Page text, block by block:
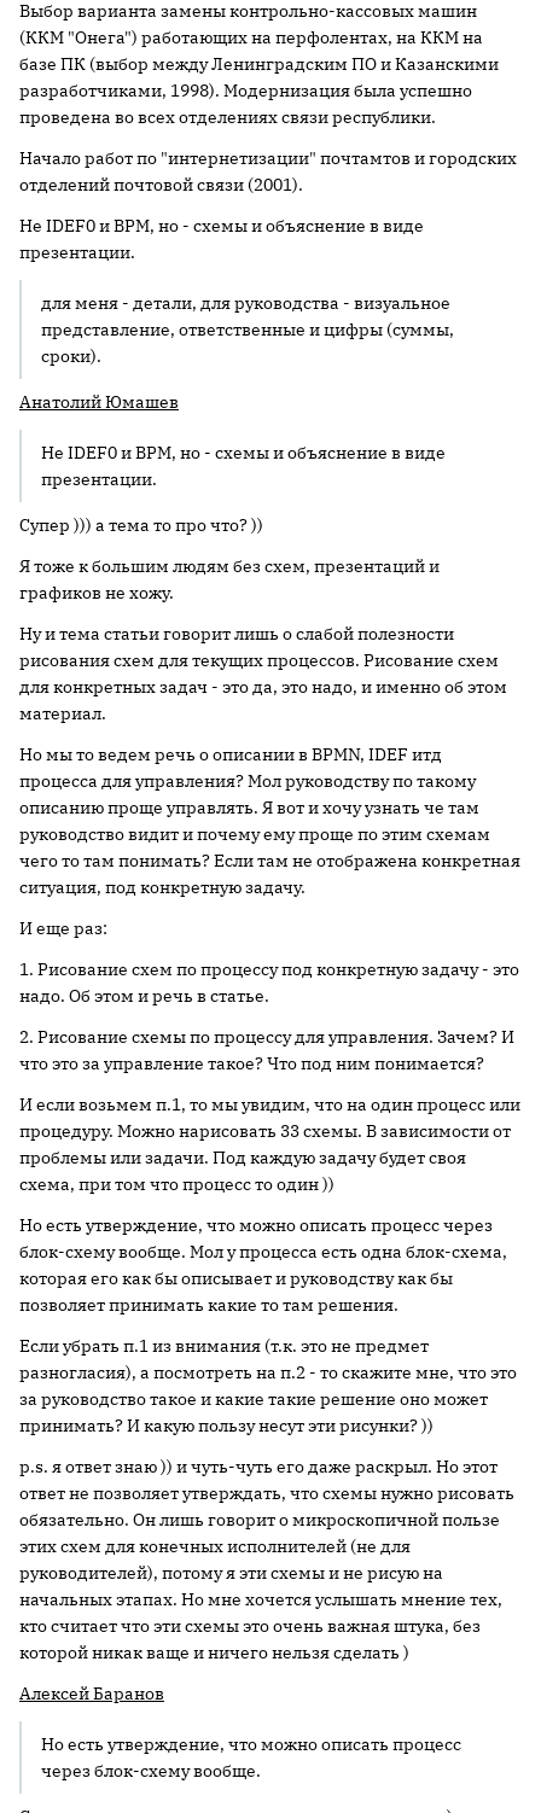
Выбор варианта замены контрольно-кассовых машин
(ККМ "Онега") работающих на перфолентах, на ККМ на
базе ПК (выбор между Ленинградским ПО и Казанскими
разработчиками, 1998). Модернизация была успешно
проведена во всех отделениях связи республики.
Начало работ по "интернетизации" почтамтов и городских
отделений почтовой связи (2001).
Не IDEF0 и BPM, но - схемы и объяснение в виде
презентации.
для меня - детали, для руководства - визуальное
представление, ответственные и цифры (суммы,
сроки).
Анатолий Юмашев
Не IDEF0 и BPM, но - схемы и объяснение в виде
презентации.
Супер ))) а тема то про что? ))
Я тоже к большим людям без схем, презентаций и
графиков не хожу.
Ну и тема статьи говорит лишь о слабой полезности
рисования схем для текущих процессов. Рисование схем
для конкретных задач - это да, это надо, и именно об этом
материал.
Но мы то ведем речь о описании в BPMN, IDEF итд
процесса для управления? Мол руководству по такому
описанию проще управлять. Я вот и хочу узнать че там
руководство видит и почему ему проще по этим схемам
чего то там понимать? Если там не отображена конкретная
ситуация, под конкретную задачу.
И еще раз:
1. Рисование схем по процессу под конкретную задачу - это
надо. Об этом и речь в статье.
2. Рисование схемы по процессу для управления. Зачем? И
что это за управление такое? Что под ним понимается?
И если возьмем п.1, то мы увидим, что на один процесс или
процедуру. Можно нарисовать 33 схемы. В зависимости от
проблемы или задачи. Под каждую задачу будет своя
схема, при том что процесс то один ))
Но есть утверждение, что можно описать процесс через
блок-схему вообще. Мол у процесса есть одна блок-схема,
которая его как бы описывает и руководству как бы
позволяет принимать какие то там решения.
Если убрать п.1 из внимания (т.к. это не предмет
разногласия), а посмотреть на п.2 - то скажите мне, что это
за руководство такое и какие такие решение оно может
принимать? И какую пользу несут эти рисунки? ))
p.s. я ответ знаю )) и чуть-чуть его даже раскрыл. Но этот
ответ не позволяет утверждать, что схемы нужно рисовать
обязательно. Он лишь говорит о микроскопичной пользе
этих схем для конечных исполнителей (не для
руководителей), потому я эти схемы и не рисую на
начальных этапах. Но мне хочется услышать мнение тех,
кто считает что эти схемы это очень важная штука, без
которой никак ваще и ничего нельзя сделать )
Алексей Баранов
Но есть утверждение, что можно описать процесс
через блок-схему вообще.